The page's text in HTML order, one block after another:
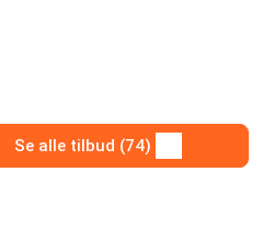
Se alle tilbud (74)